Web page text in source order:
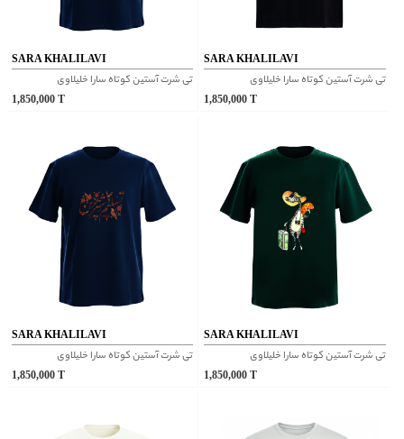
SARA KHALILAVI
تی شرت آستین کوتاه سارا خلیلاوی
1,850,000T
SARA KHALILAVI
تی شرت آستین کوتاه سارا خلیلاوی
1,850,000 T
SARA KHALILAVI
تی شرت آستین کوتاه سارا خلیلاوی
1,850,000T
SARA KHALILAVI
تی شرت آستین کوتاه سارا خلیلاوی
1,850,000 T